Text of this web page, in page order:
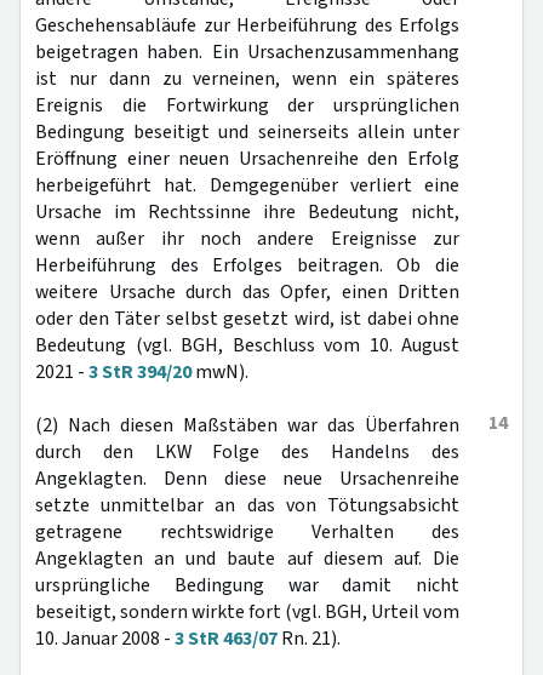
Geschehensabläufe zur Herbeiführung des Erfolgs
beigetragen haben. Ein Ursachenzusammenhang
ist nur dann zu verneinen, wenn ein späteres
Ereignis die Fortwirkung der ursprünglichen
Bedingung beseitigt und seinerseits allein unter
Eröffnung einer neuen Ursachenreihe den Erfolg
herbeigeführt hat. Demgegenüber verliert eine
Ursache im Rechtssinne ihre Bedeutung nicht,
wenn außer ihr noch andere Ereignisse zur
Herbeiführung des Erfolges beitragen. Ob die
weitere Ursache durch das Opfer, einen Dritten
oder den Täter selbst gesetzt wird, ist dabei ohne
Bedeutung (vgl. BGH, Beschluss vom 10. August
2021 -3 StR 394/20mwN).
14
(2) Nach diesen Maßstäben war das Überfahren
durch den LKW Folge des Handelns des
Angeklagten. Denn diese neue Ursachenreihe
setzte unmittelbar an das von Tötungsabsicht
getragene rechtswidrige Verhalten des
Angeklagten an und baute auf diesem auf. Die
ursprüngliche Bedingung war damit nicht
beseitigt, sondern wirkte fort (vgl. BGH, Urteil vom
10. Januar 2008 -3 StR 463/07Rn. 21).